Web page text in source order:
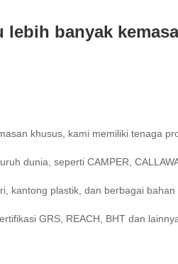
banyak
khusus, kami memiliki tenaga
dunia, seperti CAMPER,
kantong plastik, dan berbagai bahan
GRS, REACH, BHT dan